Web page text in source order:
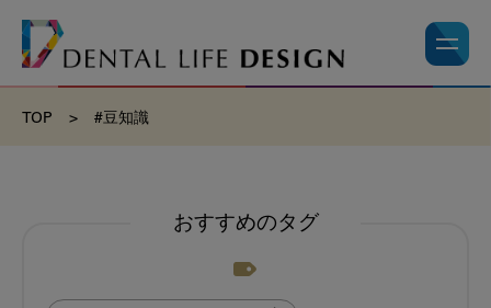
TOP > #豆知識
おすすめのタグ